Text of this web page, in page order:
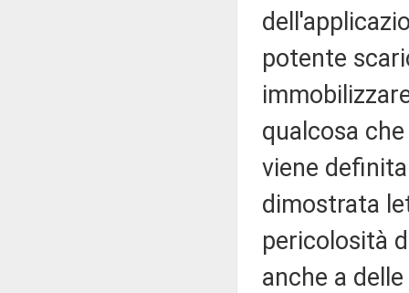
potente
qualcosa
viene
dimostrata
pericolosità
anche a